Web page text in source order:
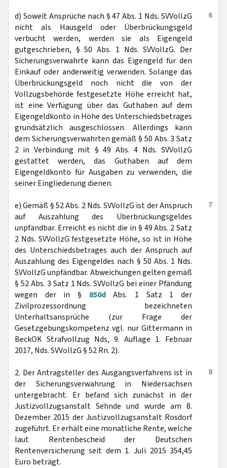
6
d) Soweit Ansprüche nach § 47 Abs. 1 Nds. SVVollzG
nicht als Hausgeld oder Überbrückungsgeld
verbucht werden, werden sie als Eigengeld
gutgeschrieben, § 50 Abs. 1 Nds. SVVollzG. Der
Sicherungsverwahrte kann das Eigengeld für den
Einkauf oder anderweitig verwenden. Solange das
Überbrückungsgeld noch nicht die von der
Vollzugsbehörde festgesetzte Höhe erreicht hat,
ist eine Verfügung über das Guthaben auf dem
Eigengeldkonto in Höhe des Unterschiedsbetrages
grundsätzlich ausgeschlossen. Allerdings kann
dem Sicherungsverwahrten gemäß § 50 Abs. 3 Satz
2 in Verbindung mit § 49 Abs. 4 Nds. SVVollzG
gestattet werden, das Guthaben auf dem
Eigengeldkonto für Ausgaben zu verwenden, die
seiner Eingliederung dienen.
7
e) Gemäß § 52 Abs. 2 Nds. SVVollzG ist der Anspruch
auf Auszahlung des Überbrückungsgeldes
unpfändbar. Erreicht es nicht die in § 49 Abs. 2 Satz
2 Nds. SVVollzG festgesetzte Höhe, so ist in Höhe
des Unterschiedsbetrages auch der Anspruch auf
Auszahlung des Eigengeldes nach § 50 Abs. 1 Nds.
SVVollzG unpfändbar. Abweichungen gelten gemäß
§ 52 Abs. 3 Satz 1 Nds. SVVollzG bei einer Pfändung
wegen der in § 850dAbs. 1 Satz 1 der
Zivilprozessordnung bezeichneten
Unterhaltsansprüche (zur Frage der
Gesetzgebungskompetenz vgl. nur Gittermann in
BeckOK Strafvollzug Nds, 9. Auflage 1. Februar
2017, Nds. SVVollzG § 52 Rn. 2).
8
2. Der Antragsteller des Ausgangsverfahrens ist in
der Sicherungsverwahrung in Niedersachsen
untergebracht. Er befand sich zunächst in der
Justizvollzugsanstalt Sehnde und wurde am 8.
Dezember 2015 der Justizvollzugsanstalt Rosdorf
zugeführt. Er erhält eine monatliche Rente, welche
laut Rentenbescheid der Deutschen
Rentenversicherung seit dem 1. Juli 2015 354,45
Euro beträgt.